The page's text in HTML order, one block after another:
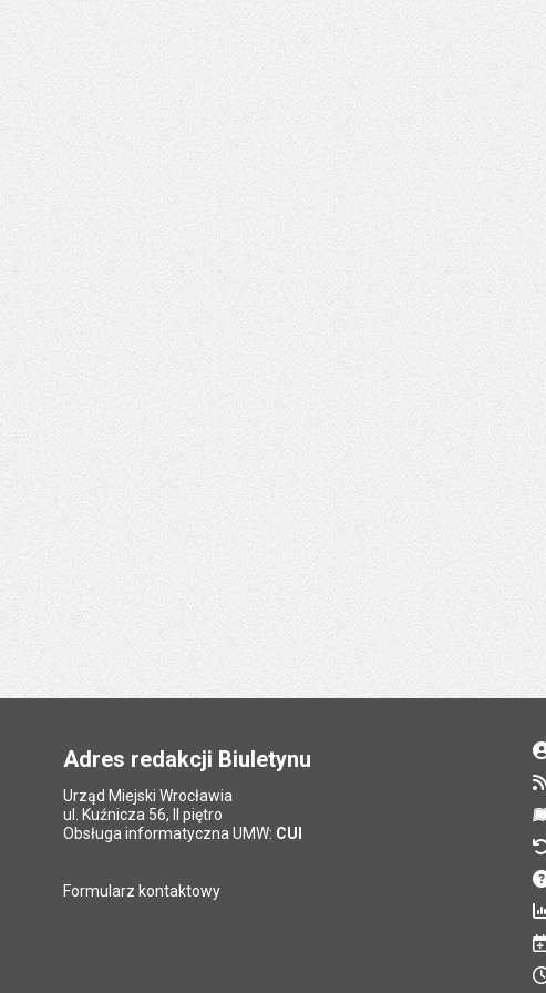
Adres redakcji Biuletynu
Urząd Miejski Wrocławia
ul. Kuźnicza 56, II piętro
Obsługa informatyczna UMW: CUI
Formularz kontaktowy